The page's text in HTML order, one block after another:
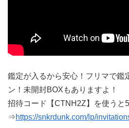
鑑定が入るから安心！フリマで鑑
ン！未開封BOXもありますよ！
招待コード【CTNH2Z】を使うと
⇒https://snkrdunk.com/lp/